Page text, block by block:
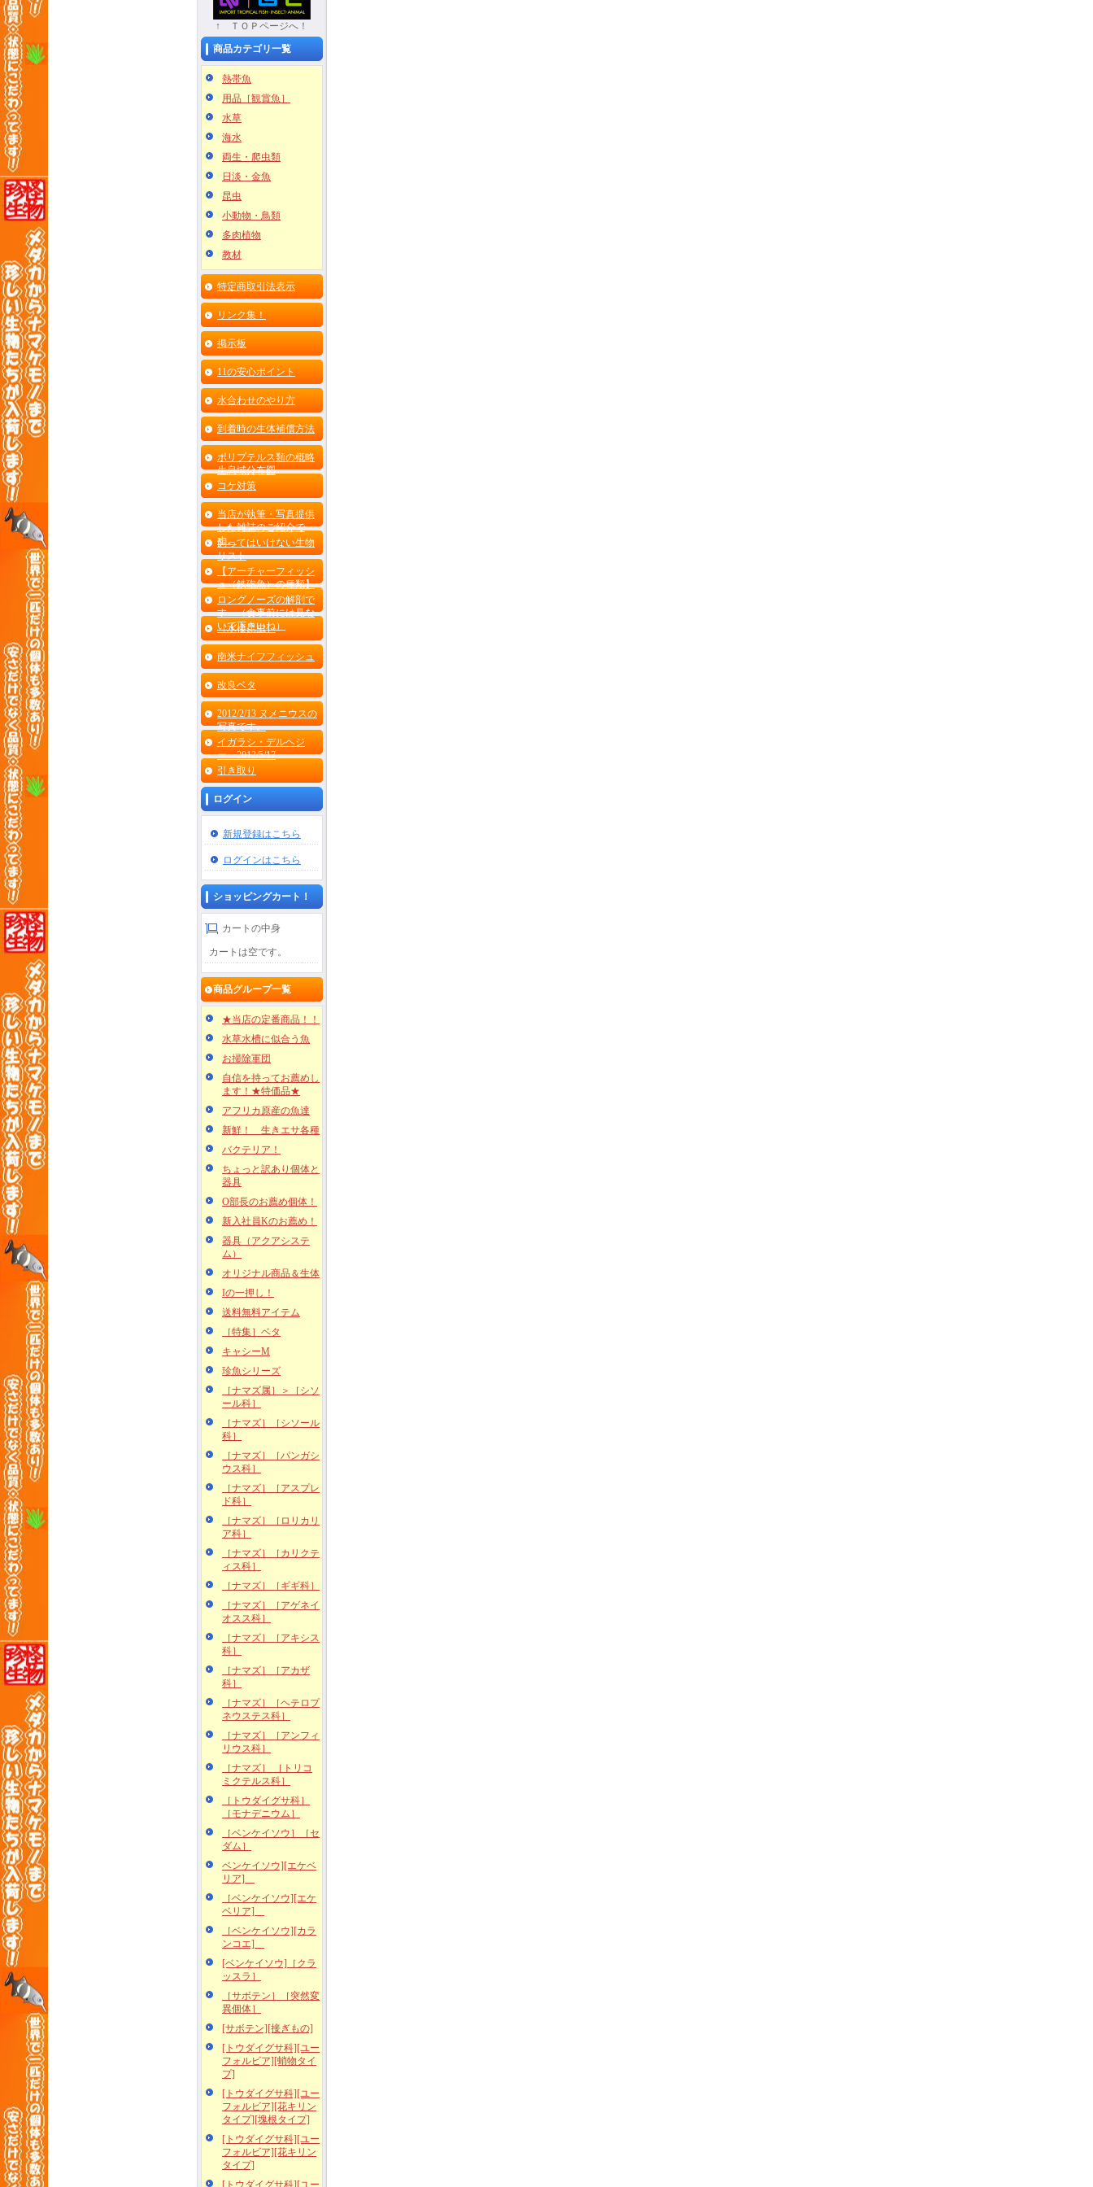
↑ ＴＯＰページへ！
商品カテゴリ一覧
熱帯魚
用品［観賞魚］
水草
海水
両生・爬虫類
日淡・金魚
昆虫
小動物・鳥類
多肉植物
教材
特定商取引法表示
リンク集！
掲示板
11の安心ポイント
水合わせのやり方
到着時の生体補償方法
ポリプテルス類の概略
生息域分布図
コケ対策
当店が執筆・写真提供
した雑誌のご紹介で
す。
飼ってはいけない生物
リスト
【アーチャーフィッシ
ュ（鉄砲魚）の種類】
ロングノーズの解剖で
す （食事前には見な
いで下さいね）
［水棲昆虫］
南米ナイフフィッシュ
改良ベタ
2012/2/13 ヌメニウスの
写真です。
イガラシ・デルヘジ
ー 2012/5/17
引き取り
ログイン
新規登録はこちら
ログインはこちら
ショッピングカート！
カートの中身
カートは空です。
商品グループ一覧
★当店の定番商品！！
水草水槽に似合う魚
お掃除軍団
自信を持ってお薦めし
ます！★特価品★
アフリカ原産の魚達
新鮮！ 生きエサ各種
バクテリア！
ちょっと訳あり個体と
器具
O部長のお薦め個体！
新入社員Kのお薦め！
器具（アクアシステ
ム）
オリジナル商品＆生体
Iの一押し！
送料無料アイテム
［特集］ベタ
キャシーM
珍魚シリーズ
［ナマズ属］＞［シソ
ール科］
［ナマズ］［シソール
科］
［ナマズ］［パンガシ
ウス科］
［ナマズ］［アスプレ
ド科］
［ナマズ］［ロリカリ
ア科］
［ナマズ］［カリクテ
ィス科］
［ナマズ］［ギギ科］
［ナマズ］［アゲネイ
オスス科］
［ナマズ］［アキシス
科］
［ナマズ］［アカザ
科］
［ナマズ］［ヘテロプ
ネウステス科］
［ナマズ］［アンフィ
リウス科］
［ナマズ］ ［トリコ
ミクテルス科］
［トウダイグサ科］
［モナデニウム］
［ベンケイソウ］［セ
ダム］
ベンケイソウ][エケベ
リア]
［ベンケイソウ][エケ
ベリア]
［ベンケイソウ][カラ
ンコエ]
[ベンケイソウ]［クラ
ッスラ］
［サボテン］［突然変
異個体］
[サボテン][接ぎもの]
[トウダイグサ科][ユー
フォルビア][蛸物タイ
プ]
[トウダイグサ科][ユー
フォルビア][花キリン
タイプ][塊根タイプ]
[トウダイグサ科][ユー
フォルビア][花キリン
タイプ]
[トウダイグサ科][ユー